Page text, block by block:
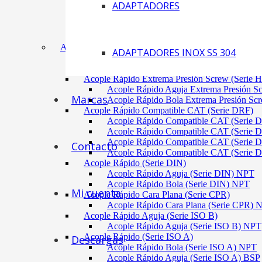
ADAPTADORES
ADAPTADORES INOX SS 304
Marcas
Contacto
Mi cuenta
Descargas
Acoplamiento Tipo Neumático Fenaflex (TYRE)
ACÓPLES RÁPIDOS
Acople Rápido Aguja Extrema Presión (Serie
Acople Rápido Extrema Presión Screw (Serie
Acople Rápido Aguja Extrema Presión
Acople Rápido Bola Extrema Presión
Acople Rápido Compatible CAT (Serie DRF)
Acople Rápido Compatible CAT (Serie
Acople Rápido Compatible CAT (Serie
Acople Rápido Compatible CAT (Serie
Acople Rápido Compatible CAT (Serie
Acople Rápido (Serie DIN)
Acople Rápido Aguja (Serie DIN) NPT
Acople Rápido Bola (Serie DIN) NPT
Acople Rápido Cara Plana (Serie CPR)
Acople Rápido Cara Plana (Serie CPR)
Acople Rápido Aguja (Serie ISO B)
Acople Rápido Aguja (Serie ISO B) NPT
Acople Rápido (Serie ISO A)
Acople Rápido Bola (Serie ISO A) NPT
Acople Rápido Aguja (Serie ISO A) BSP